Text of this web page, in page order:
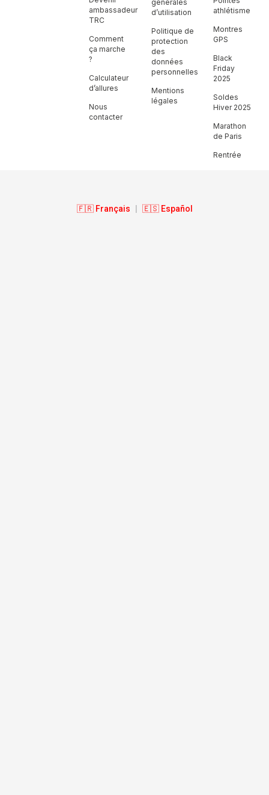
ambassadeur
TRC
Comment
ça marche
?
Calculateur
d’allures
Nous
contacter
générales
d’utilisation
Politique de
protection
des
données
personnelles
Mentions
légales
athlétisme
Montres
GPS
Black
Friday
2025
Soldes
Hiver 2025
Marathon
de Paris
Rentrée
🇫🇷 Français 🇪🇸 Español